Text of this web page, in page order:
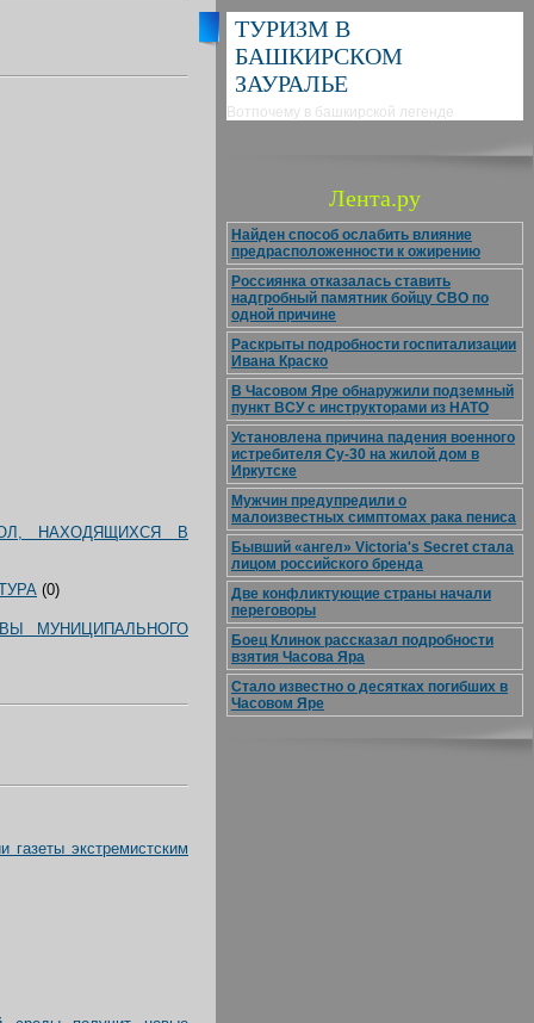
НАХОДЯЩИХСЯ В
(0)
МУНИЦИПАЛЬНОГО
газеты экстремистским
ТУРИЗМ В
БАШКИРСКОМ
ЗАУРАЛЬЕ
Вотпочему в башкирской легенде
Лента.ру
Найден способ ослабить влияние
предрасположенности к ожирению
Россиянка отказалась ставить
надгробный памятник бойцу СВО по
одной причине
Раскрыты подробности госпитализации
Ивана Краско
В Часовом Яре обнаружили подземный
пункт ВСУ с инструкторами из НАТО
Установлена причина падения военного
истребителя Су-30 на жилой дом в
Иркутске
Мужчин предупредили о
малоизвестных симптомах рака пениса
Бывший «ангел» Victoria's Secret стала
лицом российского бренда
Две конфликтующие страны начали
переговоры
Боец Клинок рассказал подробности
взятия Часова Яра
Стало известно о десятках погибших в
Часовом Яре